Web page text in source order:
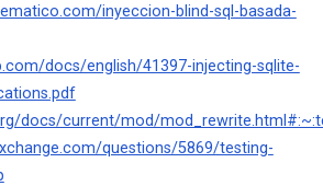
inyeccion-blind-sql-basada-
docs/english/41397-injecting-sqlite-
docs/current/mod/
questions/5869/testing-